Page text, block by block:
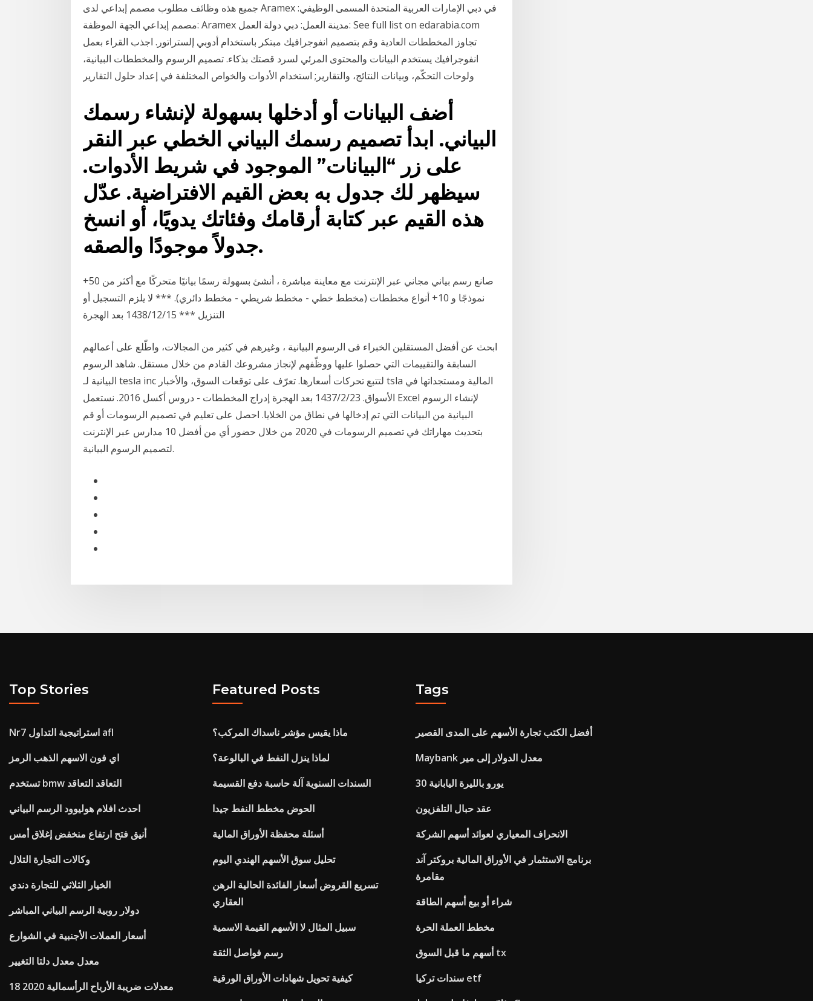
جميع هذه وظائف مطلوب مصمم إبداعي لدى Aramex في دبي الإمارات العربية المتحدة المسمى الوظيفي:
مصمم إبداعي الجهة الموظفة: Aramex مدينة العمل: دبي دولة العمل: See full list on edarabia.com
تجاوز المخططات العادية وقم بتصميم انفوجرافيك مبتكر باستخدام أدوبي إلستراتور. اجذب القراء بعمل
انفوجرافيك يستخدم البيانات والمحتوى المرئي لسرد قصتك بذكاء. تصميم الرسوم والمخططات البيانية،
ولوحات التحكّم، وبيانات النتائج، والتقارير; استخدام الأدوات والخواص المختلفة في إعداد حلول التقارير
أضف البيانات أو أدخلها بسهولة لإنشاء رسمك
البياني. ابدأ تصميم رسمك البياني الخطي عبر النقر
على زر “البيانات” الموجود في شريط الأدوات.
سيظهر لك جدول به بعض القيم الافتراضية. عدّل
هذه القيم عبر كتابة أرقامك وفئاتك يدويًا، أو انسخ
جدولاً موجودًا والصقه.
صانع رسم بياني مجاني عبر الإنترنت مع معاينة مباشرة ، أنشئ بسهولة رسمًا بيانيًا متحركًا مع أكثر من 50+
نموذجًا و 10+ أنواع مخططات (مخطط خطي - مخطط شريطي - مخطط دائري). *** لا يلزم التسجيل أو
التنزيل *** 15‏‏/12‏‏/1438 بعد الهجرة
ابحث عن أفضل المستقلين الخبراء فى الرسوم البيانية ، وغيرهم في كثير من المجالات، واطّلع على أعمالهم
السابقة والتقييمات التي حصلوا عليها ووظّفهم لإنجاز مشروعك القادم من خلال مستقل. شاهد الرسوم
البيانية لـ ‎tesla inc‎ لتتبع تحركات أسعارها. تعرّف على توقعات السوق، والأخبار ‎tsla‎ المالية ومستجداتها في
الأسواق. 23‏‏/2‏‏/1437 بعد الهجرة إدراج المخططات - دروس أكسل 2016. نستعمل Excel لإنشاء الرسوم
البيانية من البيانات التي تم إدخالها في نطاق من الخلايا. احصل على تعليم في تصميم الرسومات أو قم
بتحديث مهاراتك في تصميم الرسومات في 2020 من خلال حضور أي من أفضل 10 مدارس عبر الإنترنت
لتصميم الرسوم البيانية.
Top Stories
Nr7 استراتيجية التداول afl
اي فون الاسهم الذهب الرمز
تستخدم bmw التعاقد التعاقد
احدث افلام هوليوود الرسم البياني
أنيق فتح ارتفاع منخفض إغلاق أمس
وكالات التجارة التلال
الخيار الثلاثي للتجارة دندي
دولار روبية الرسم البياني المباشر
أسعار العملات الأجنبية في الشوارع
معدل معدل دلتا التغيير
معدلات ضريبة الأرباح الرأسمالية 2020 18
Featured Posts
ماذا يقيس مؤشر ناسداك المركب؟
لماذا ينزل النفط في البالوعة؟
السندات السنوية آلة حاسبة دفع القسيمة
الحوض مخطط النفط جيدا
أسئلة محفظة الأوراق المالية
تحليل سوق الأسهم الهندي اليوم
تسريع القروض أسعار الفائدة الحالية الرهن
العقاري
سبيل المثال لا الأسهم القيمة الاسمية
رسم فواصل الثقة
كيفية تحويل شهادات الأوراق الورقية
Tags
أفضل الكتب تجارة الأسهم على المدى القصير
Maybank معدل الدولار إلى مير
30 يورو بالليرة اليابانية
عقد حبال التلفزيون
الانحراف المعياري لعوائد أسهم الشركة
برنامج الاستثمار في الأوراق المالية بروكتر آند
مقامرة
شراء أو بيع أسهم الطاقة
مخطط العملة الحرة
أسهم ما قبل السوق tx
سندات تركيا etf